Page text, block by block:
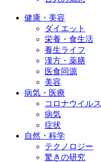
健康・美容
ダイエット
栄養・食生活
養生ライフ
漢方・薬膳
医食同源
美容
病気・医療
コロナウイルス
病気
症状
自然・科学
テクノロジー
驚きの研究